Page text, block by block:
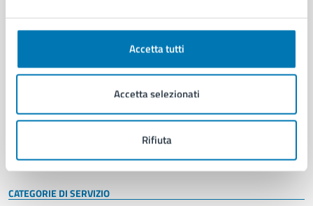
Accetta tutti
Accetta selezionati
Rifiuta
Organi di governo
Enti e fondazioni
Personale amministrativo
Intranet, posta aziendale e protocollo
CATEGORIE DI SERVIZIO